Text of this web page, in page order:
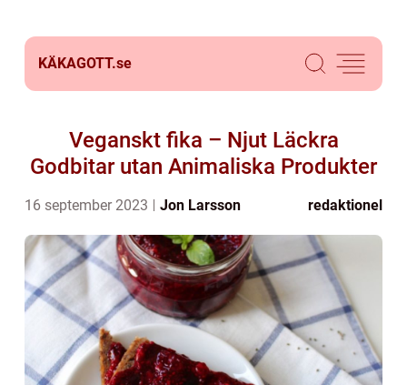
KÄKAGOTT.se
Veganskt fika – Njut Läckra
Godbitar utan Animaliska Produkter
16 september 2023 Jon Larsson redaktionel